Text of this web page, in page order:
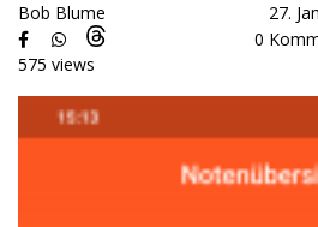
Bob Blume
27.
0
575 views